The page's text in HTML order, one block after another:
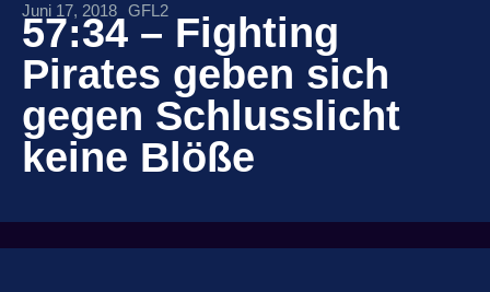
Juni 17, 2018 GFL2
57:34 – Fighting
Pirates geben sich
gegen Schlusslicht
keine Blöße